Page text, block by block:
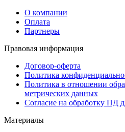
О компании
Оплата
Партнеры
Правовая информация
Договор-оферта
Политика
Политика в отношении
метрических данных
Согласие на обработку ПД
Материалы